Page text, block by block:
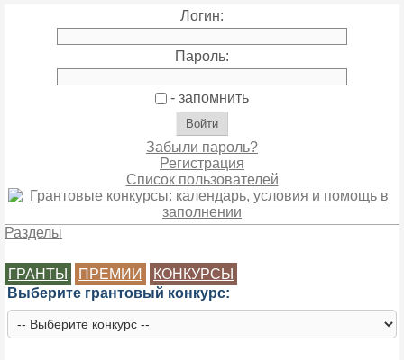
Логин:
Пароль:
- запомнить
Забыли пароль?
Регистрация
Список пользователей
Разделы
ГРАНТЫ ПРЕМИИ
КОНКУРСЫ
Выберите грантовый конкурс: